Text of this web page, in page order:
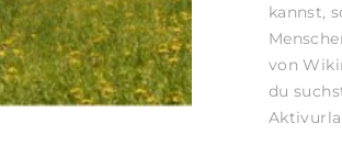
kannst,
von
du